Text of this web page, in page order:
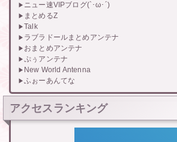
ニュー速VIPブログ(`･ω･´)
まとめるZ
Talk
ラブラドールまとめアンテナ
おまとめアンテナ
ぷぅアンテナ
New World Antenna
ふぉーあんてな
アクセスランキング